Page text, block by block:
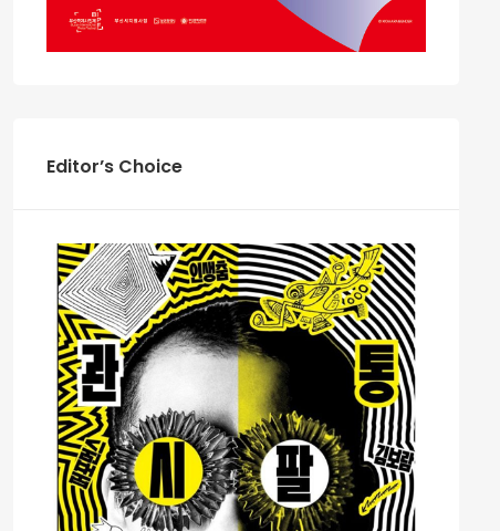
Editor’s Choice